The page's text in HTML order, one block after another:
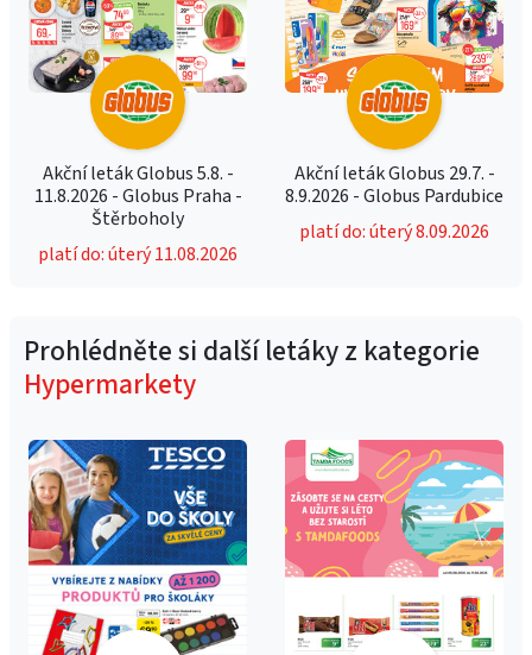
Akční leták Globus 5.8. -
11.8.2026 - Globus Praha -
Štěrboholy
platí do: úterý 11.08.2026
Akční leták Globus 29.7. -
8.9.2026 - Globus Pardubice
platí do: úterý 8.09.2026
Prohlédněte si další letáky z kategorie
Hypermarkety